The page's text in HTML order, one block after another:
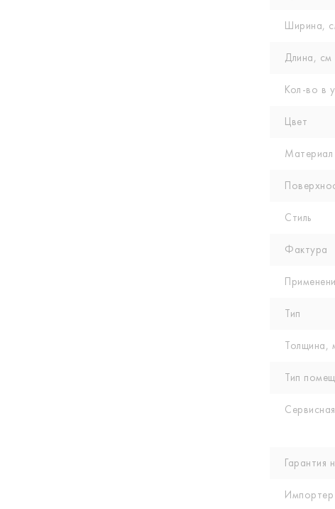
Ширина,
Длина, см
Кол-вo в
Цвет
Материал
Стиль
Фактура
Тип
Толщина,
Тип
Гарантия
Импортер